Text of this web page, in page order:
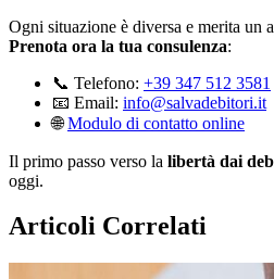
Ogni situazione è diversa e merita un
Prenota ora la tua consulenza:
📞 Telefono: +39 347 512 3581
📧 Email: info@salvadebitori.it
🌐Modulo di contatto online
Il primo passo verso la libertà dai
oggi.
Articoli Correlati